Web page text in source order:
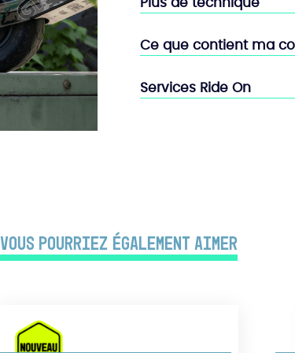
Plus de technique
Ce que contient ma
Services Ride On
Vous pourriez également aimer